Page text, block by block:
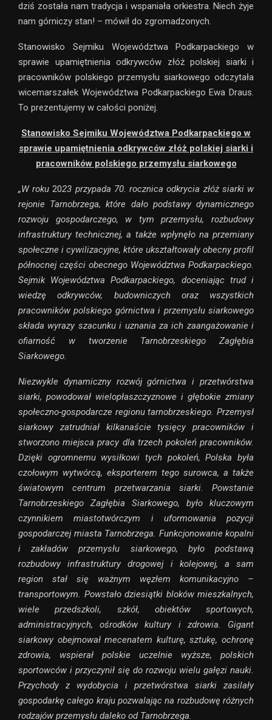
dziś została nam tradycja i wspaniała orkiestra. Niech żyje
nam górniczy stan! – mówił do zgromadzonych.
Stanowisko Sejmiku Województwa Podkarpackiego w
sprawie upamiętnienia odkrywców złóż polskiej siarki i
pracowników polskiego przemysłu siarkowego odczytała
wicemarszałek Województwa Podkarpackiego Ewa Draus.
To prezentujemy w całości poniżej.
Stanowisko Sejmiku Województwa Podkarpackiego w
sprawie upamiętnienia odkrywców złóż polskiej siarki i
pracowników polskiego przemysłu siarkowego
„W roku 2023 przypada 70. rocznica odkrycia złóż siarki w
rejonie Tarnobrzega, które dało podstawy dynamicznego
rozwoju gospodarczego, w tym przemysłu, rozbudowy
infrastruktury technicznej, a także wpłynęło na przemiany
społeczne i cywilizacyjne, które ukształtowały obecny profil
północnej części obecnego Województwa Podkarpackiego.
Sejmik Województwa Podkarpackiego, doceniając trud i
wiedzę odkrywców, budowniczych oraz wszystkich
pracowników polskiego górnictwa i przemysłu siarkowego
składa wyrazy szacunku i uznania za ich zaangażowanie i
ofiarność w tworzenie Tarnobrzeskiego Zagłębia
Siarkowego.
Niezwykle dynamiczny rozwój górnictwa i przetwórstwa
siarki, powodował wielopłaszczyznowe i głębokie zmiany
społeczno-gospodarcze regionu tarnobrzeskiego. Przemysł
siarkowy zatrudniał kilkanaście tysięcy pracowników i
stworzono miejsca pracy dla trzech pokoleń pracowników.
Dzięki ogromnemu wysiłkowi tych pokoleń, Polska była
czołowym wytwórcą, eksporterem tego surowca, a także
światowym centrum przetwarzania siarki. Powstanie
Tarnobrzeskiego Zagłębia Siarkowego, było kluczowym
czynnikiem miastotwórczym i uformowania pozycji
gospodarczej miasta Tarnobrzega. Funkcjonowanie kopalni
i zakładów przemysłu siarkowego, było podstawą
rozbudowy infrastruktury drogowej i kolejowej, a sam
region stał się ważnym węzłem komunikacyjno –
transportowym. Powstało dziesiątki bloków mieszkalnych,
wiele przedszkoli, szkół, obiektów sportowych,
administracyjnych, ośrodków kultury i zdrowia. Gigant
siarkowy obejmował mecenatem kulturę, sztukę, ochronę
zdrowia, wspierał polskie uczelnie wyższe, polskich
sportowców i przyczynił się do rozwoju wielu gałęzi nauki.
Przychody z wydobycia i przetwórstwa siarki zasilały
gospodarkę całego kraju pozwalając na rozbudowę różnych
rodzajów przemysłu daleko od Tarnobrzega.